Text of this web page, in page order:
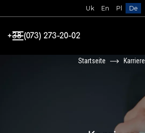
Uk En Pl De
+38 (073) 273-20-02
Startseite Karriere